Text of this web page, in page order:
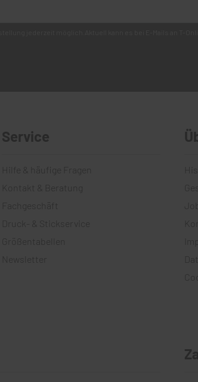
Service
Hilfe & häufige Fragen
Kontakt & Beratung
Fachgeschäft
Druck- & Stickservice
Größentabellen
Newsletter